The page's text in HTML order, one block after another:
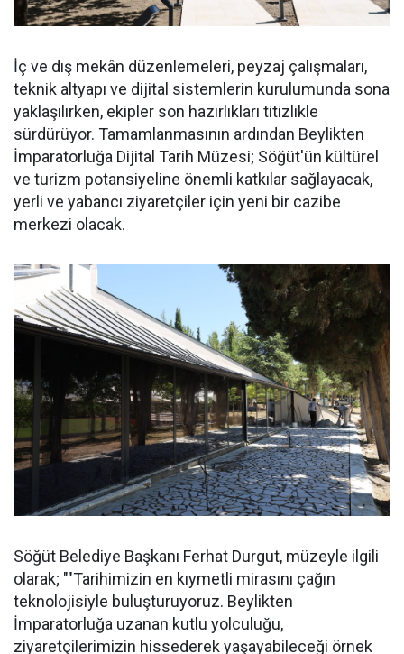
İç ve dış mekân düzenlemeleri, peyzaj çalışmaları,
teknik altyapı ve dijital sistemlerin kurulumunda sona
yaklaşılırken, ekipler son hazırlıkları titizlikle
sürdürüyor. Tamamlanmasının ardından Beylikten
İmparatorluğa Dijital Tarih Müzesi; Söğüt'ün kültürel
ve turizm potansiyeline önemli katkılar sağlayacak,
yerli ve yabancı ziyaretçiler için yeni bir cazibe
merkezi olacak.
Söğüt Belediye Başkanı Ferhat Durgut, müzeyle ilgili
olarak; ""Tarihimizin en kıymetli mirasını çağın
teknolojisiyle buluşturuyoruz. Beylikten
İmparatorluğa uzanan kutlu yolculuğu,
ziyaretçilerimizin hissederek yaşayabileceği örnek